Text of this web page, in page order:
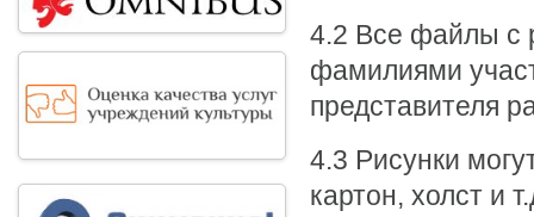
4.2 Все файлы с
фамилиями
представителя
4.3 Рисунки
картон, холст и